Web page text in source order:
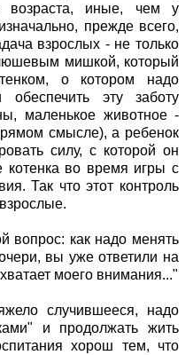
иные, чем у
прежде всего,
взрослых - не только
мишкой, который
о котором надо
эту заботу
маленькое животное -
смысле), а ребенок
силу, с которой он
котенка во время игры с
Так что этот контроль
вопрос: как надо менять
вы уже ответили на
моего внимания..."
случившееся, надо
и продолжать жить
хорош тем, что